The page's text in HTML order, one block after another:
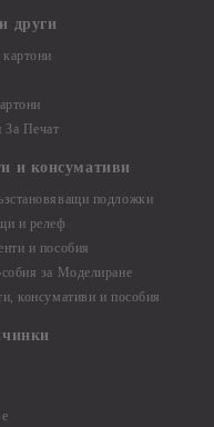
други
За Печат
и консумативи
подложки
и релеф
и пособия
за Моделиране
консумативи и пособия